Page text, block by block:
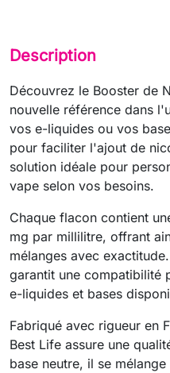
Description
Découvrez le Booster de
nouvelle référence dans
vos e-liquides ou vos
pour faciliter l'ajout de
solution idéale pour
vape selon vos besoins.
Chaque flacon contient
mg par millilitre, offrant
mélanges avec
garantit une compatibilité
e-liquides et bases
Fabriqué avec rigueur en
Best Life assure une
base neutre, il se